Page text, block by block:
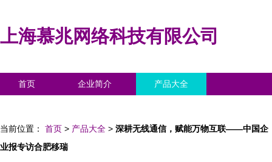
上海慕兆网络科技有限公司
首页 企业简介 产品大全
当前位置： 首页 > 产品大全 > 深耕无线通信，赋能万物互联——中国企
业报专访合肥移瑞